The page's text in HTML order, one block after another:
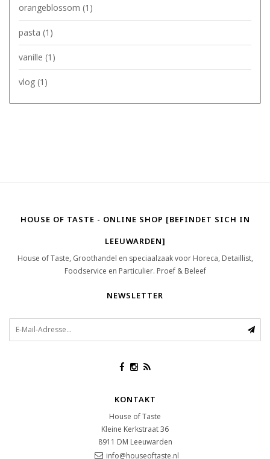
orangeblossom (1)
pasta (1)
vanille (1)
vlog (1)
HOUSE OF TASTE - ONLINE SHOP [BEFINDET SICH IN
LEEUWARDEN]
House of Taste, Groothandel en speciaalzaak voor Horeca, Detaillist,
Foodservice en Particulier. Proef & Beleef
NEWSLETTER
KONTAKT
House of Taste
Kleine Kerkstraat 36
8911 DM Leeuwarden
info@houseoftaste.nl